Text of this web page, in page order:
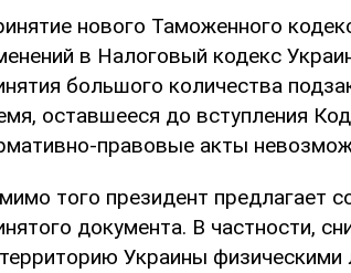
нового Таможенного
в Налоговый кодекс
большого количества
оставшееся до вступления
правовые акты
того президент предлагает
документа. В частности,
Украины